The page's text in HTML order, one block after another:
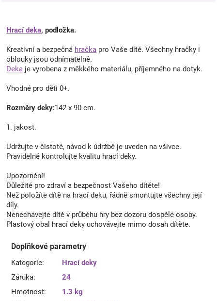
Hrací deka, podložka.
Kreativní a bezpečná hračka pro Vaše dítě. Všechny hračky i
oblouky jsou odnímatelné.
Deka je vyrobena z měkkého materiálu, příjemného na dotyk.
Vhodné pro děti 0+.
Rozměry deky:142 x 90 cm.
1. jakost.
Udržujte v čistotě, návod k údržbě je uveden na všivce.
Pravidelně kontrolujte kvalitu hrací deky.
Upozornění!
Důležité pro zdraví a bezpečnost Vašeho dítěte!
Než položíte dítě na hrací deku, řádně smontujte všechny její
díly.
Nenechávejte dítě v průběhu hry bez dozoru dospělé osoby.
Plastový obal hrací deky uchovávejte mimo dosah dítěte.
Doplňkové parametry
Kategorie:
Hrací deky
Záruka:
24
Hmotnost:
1.3 kg